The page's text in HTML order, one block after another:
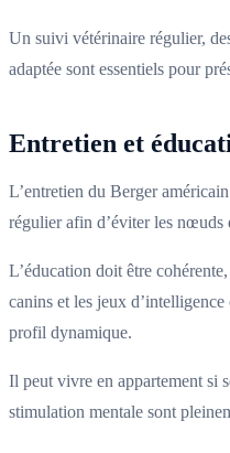
Un suivi vétérinaire régulier,
adaptée sont essentiels pour
Entretien et
L’entretien du Berger
régulier afin d’éviter les nœuds
L’éducation doit être
canins et les jeux
profil dynamique.
Il peut vivre en appartement si
stimulation mentale sont